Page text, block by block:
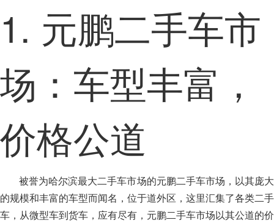
1. 元鹏二手车市
场：车型丰富，
价格公道
被誉为哈尔滨最大二手车市场的元鹏二手车市场，以其庞大
的规模和丰富的车型而闻名，位于道外区，这里汇集了各类二手
车，从微型车到货车，应有尽有，元鹏二手车市场以其公道的价